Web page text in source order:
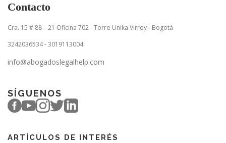
Contacto
Cra. 15 # 88 – 21 Oficina 702 - Torre Unika Virrey - Bogotá
3242036534 - 3019113004
info@abogadoslegalhelp.com
SÍGUENOS
ARTÍCULOS DE INTERÉS